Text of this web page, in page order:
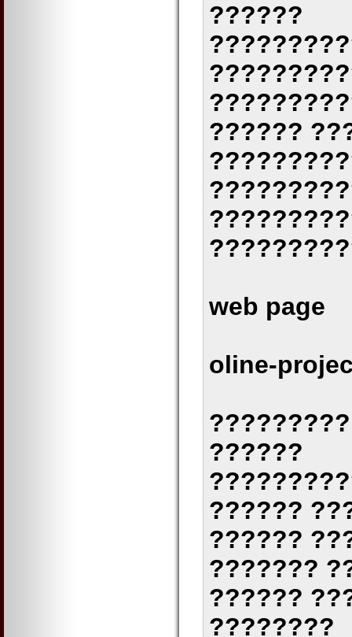
??????
??????
web page
oline-
??????
??????
??????
???????
??????
????????